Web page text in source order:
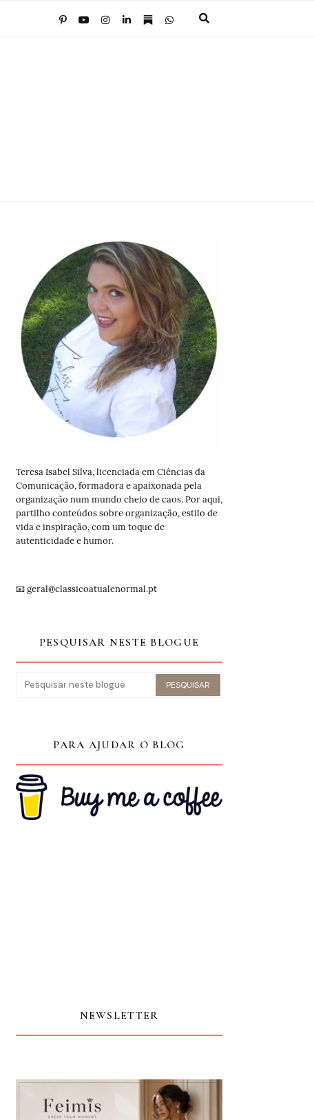
Teresa Isabel Silva, licenciada em Ciências da
Comunicação, formadora e apaixonada pela
organização num mundo cheio de caos. Por aqui,
partilho conteúdos sobre organização, estilo de
vida e inspiração, com um toque de
autenticidade e humor.
📧 geral@classicoatualenormal.pt
PESQUISAR NESTE BLOGUE
PARA AJUDAR O BLOG
NEWSLETTER